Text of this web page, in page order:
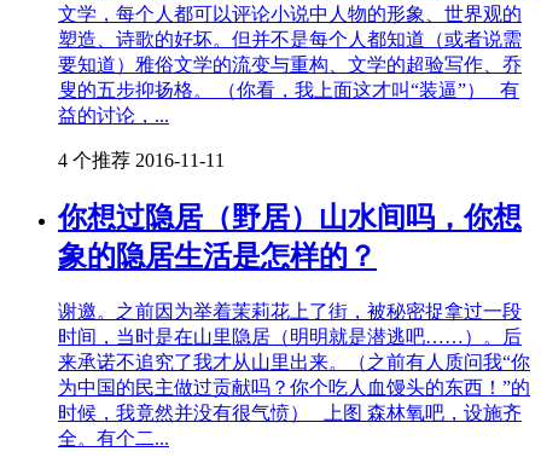
文学，每个人都可以评论小说中人物的形象、世界观的
塑造、诗歌的好坏。但并不是每个人都知道（或者说需
要知道）雅俗文学的流变与重构、文学的超验写作、乔
叟的五步抑扬格。 （你看，我上面这才叫“装逼”） 有
益的讨论，...
4 个推荐 2016-11-11
你想过隐居（野居）山水间吗，你想
象的隐居生活是怎样的？
谢邀。之前因为举着茉莉花上了街，被秘密捉拿过一段
时间，当时是在山里隐居（明明就是潜逃吧……）。后
来承诺不追究了我才从山里出来。（之前有人质问我“你
为中国的民主做过贡献吗？你个吃人血馒头的东西！”的
时候，我竟然并没有很气愤） 上图 森林氧吧，设施齐
全。有个二...